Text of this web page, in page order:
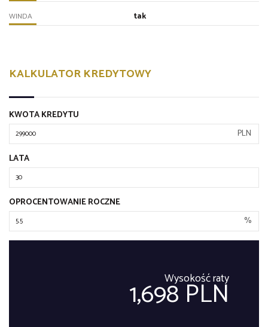
WINDA tak
KALKULATOR KREDYTOWY
KWOTA KREDYTU
PLN
LATA
OPROCENTOWANIE ROCZNE
%
Wysokość raty
1,698 PLN